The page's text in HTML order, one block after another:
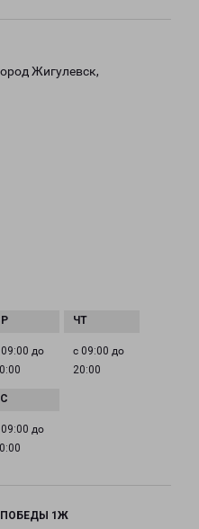
Жигулевск,
09:00 до
с 09:00 до
20:00
09:00 до
1Ж